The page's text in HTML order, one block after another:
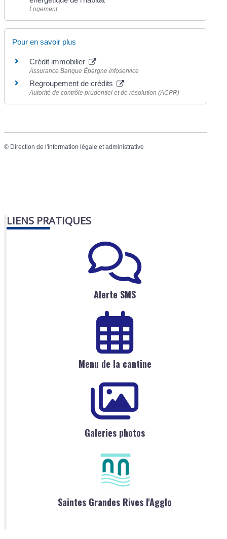
Logement
Pour en savoir plus
Crédit immobilier
Assurance Banque Épargne Infoservice
Regroupement de crédits
Autorité de contrôle prudentiel et de résolution (ACPR)
© Direction de l'information légale et administrative
LIENS PRATIQUES
Alerte SMS
Menu de la cantine
Galeries photos
Saintes Grandes Rives l'Agglo